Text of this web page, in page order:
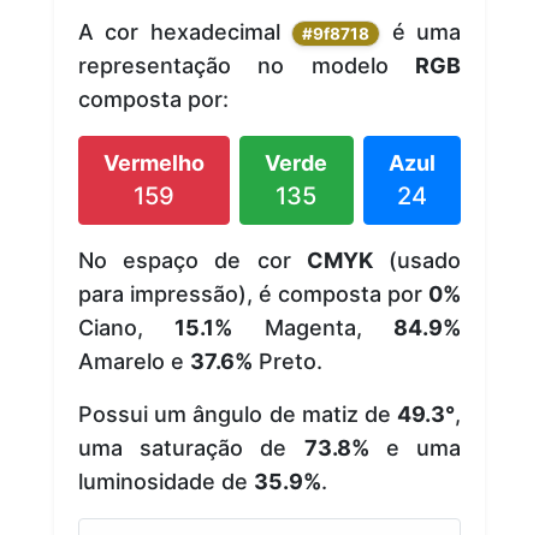
A cor hexadecimal #9f8718
é uma
representação no modelo RGB
composta por:
Vermelho
159
Verde
135
Azul
24
No espaço de cor CMYK(usado
para impressão), é composta por 0%
Ciano, 15.1% Magenta, 84.9%
Amarelo e 37.6% Preto.
Possui um ângulo de matiz de 49.3°,
uma saturação de 73.8% e uma
luminosidade de 35.9%.